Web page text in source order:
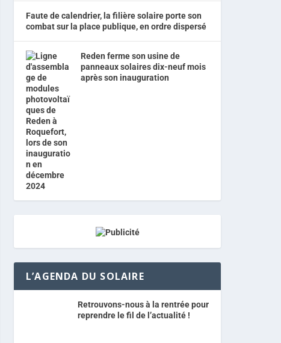
Faute de calendrier, la filière solaire porte son
combat sur la place publique, en ordre dispersé
Reden ferme son usine de
panneaux solaires dix-neuf mois
après son inauguration
L’AGENDA DU SOLAIRE
Retrouvons-nous à la rentrée pour
reprendre le fil de l’actualité !